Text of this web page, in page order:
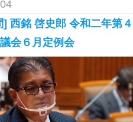
] 西銘 啓史郎 令和二年第４
会６月定例会